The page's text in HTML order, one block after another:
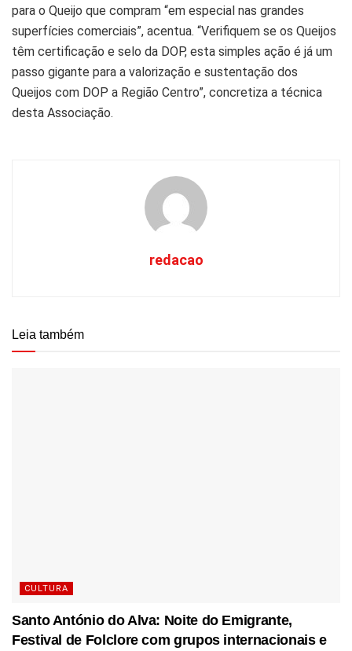
para o Queijo que compram “em especial nas grandes
superfícies comerciais”, acentua. “Verifiquem se os Queijos
têm certificação e selo da DOP, esta simples ação é já um
passo gigante para a valorização e sustentação dos
Queijos com DOP a Região Centro”, concretiza a técnica
desta Associação.
redacao
Leia também
CULTURA
Santo António do Alva: Noite do Emigrante,
Festival de Folclore com grupos internacionais e